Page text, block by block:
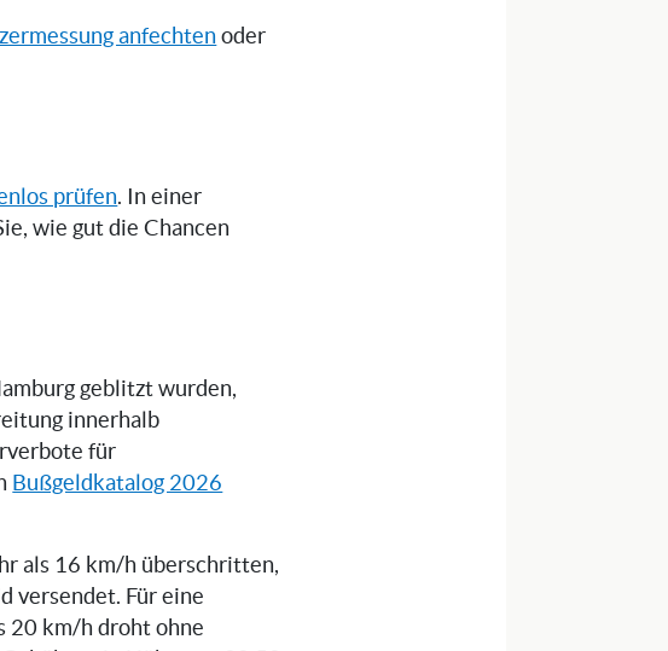
anfechten oder
prüfen. In einer
wie gut die Chancen
geblitzt wurden,
innerhalb
für
Bußgeldkatalog 2026
als 16 km/h überschritten,
versendet. Für eine
20 km/h droht ohne